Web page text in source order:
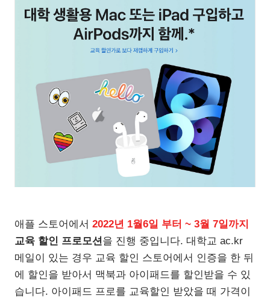
애플 스토어에서 2022년 1월6일 부터 ~ 3월 7일까지
교육 할인 프로모션을 진행 중입니다. 대학교 ac.kr
메일이 있는 경우 교육 할인 스토어에서 인증을 한 뒤
에 할인을 받아서 맥북과 아이패드를 할인받을 수 있
습니다. 아이패드 프로를 교육할인 받았을 때 가격이